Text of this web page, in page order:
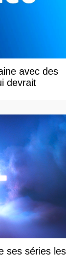
avec des
devrait
ses séries les